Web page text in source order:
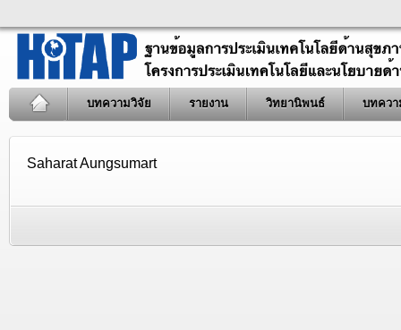
บทความวิจัย รายงาน วิทยานิพนธ์ บทควา
Saharat Aungsumart